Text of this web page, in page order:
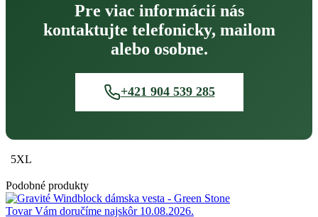
Pre viac informácií nás
kontaktujte telefonicky, mailom
alebo osobne.
+421 904 539 285
5XL
Podobné produkty
Tovar Vám doručíme najskôr 10.08.2026.